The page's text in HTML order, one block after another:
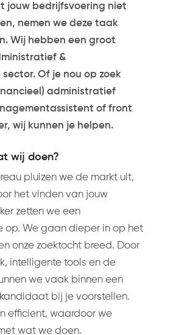
jouw bedrijfsvoering niet
nemen we deze taak
Wij hebben een groot
&
Of je nou op zoek
administratief
of front
wij kunnen je helpen.
wij doen?
pluizen we de markt uit,
het vinden van jouw
zetten we een
op. We gaan dieper in op het
onze zoektocht breed. Door
intelligente tools en de
we vaak binnen een
bij je voorstellen.
efficient, waardoor we
wat we doen.